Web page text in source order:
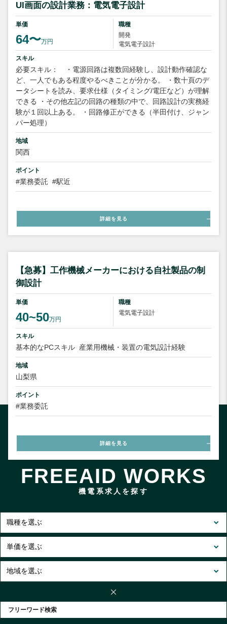
UI画面の設計業務：電気電子設計
単価
64〜万円
職種
開発
電気電子設計
スキル
必要スキル： ・電源回路は複数回経験し、設計動作確認な
ど、一人でもある程度やるべきことが分かる。 ・数十頁のデ
ータシートを読み、要求仕様（タイミング/電圧など）が理解
できる ・その他左記の回路の種類の中で、回路設計の実務経
験が１回以上ある。 ・回路修正ができる（半田付け、ジャン
パー処理）
地域
関西
ポイント
#業務委託 #駅近
詳細を見る
【急募】工作機械メーカーにおける自社製品の制
御設計
単価
40~50万円
職種
電気電子設計
スキル
基本的なPCスキル 産業用機械・装置の電気設計経験
地域
山梨県
ポイント
#業務委託
詳細を見る
FREEAID WORKS
機電系求人を探す